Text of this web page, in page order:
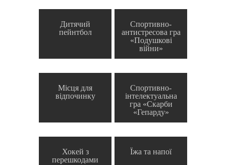
Дитячий
пейнтбол
Спортивно-
антистресова гра
«Подушкові
війни»
Місця для
відпочинку
Спортивно-
інтелектуальна
гра «Скарби
«Гепарду»
Хокей з
перешкодами
Їжа та напої